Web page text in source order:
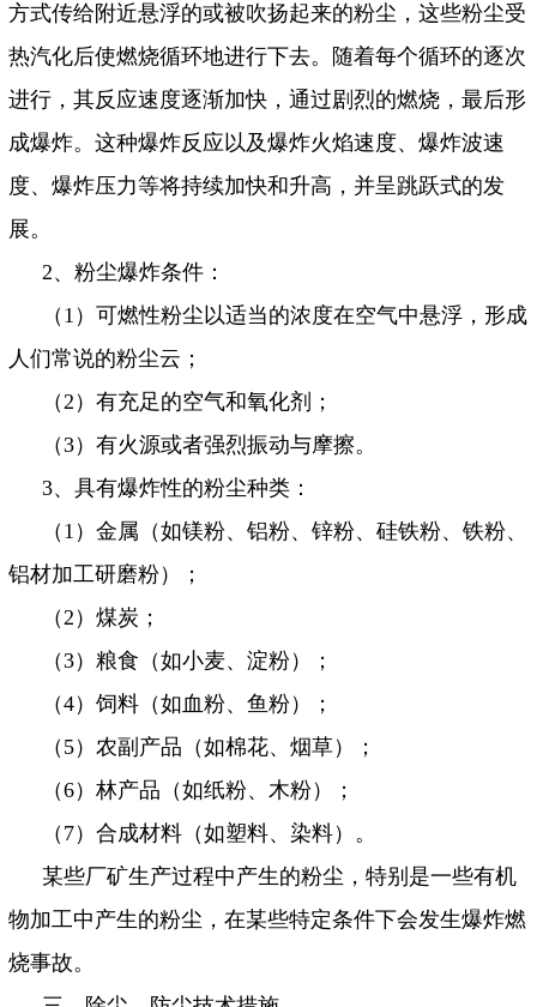
方式传给附近悬浮的或被吹扬起来的粉尘，这些粉尘受
热汽化后使燃烧循环地进行下去。随着每个循环的逐次
进行，其反应速度逐渐加快，通过剧烈的燃烧，最后形
成爆炸。这种爆炸反应以及爆炸火焰速度、爆炸波速
度、爆炸压力等将持续加快和升高，并呈跳跃式的发
展。
2、粉尘爆炸条件：
（ 1 ）可燃性粉尘以适当的浓度在空气中悬浮，形成
人们常说的粉尘云；
（2 ）有充足的空气和氧化剂；
（3）有火源或者强烈振动与摩擦。
3、具有爆炸性的粉尘种类：
（ 1 ）金属（如镁粉、铝粉、锌粉、硅铁粉、铁粉、
铝材加工研磨粉）；
（2 ）煤炭；
（3）粮食（如小麦、淀粉）；
（4）饲料（如血粉、鱼粉）；
（ 5）农副产品（如棉花、烟草）；
（6）林产品（如纸粉、木粉）；
（ 7）合成材料（如塑料、染料）。
某些厂矿生产过程中产生的粉尘，特别是一些有机
物加工中产生的粉尘，在某些特定条件下会发生爆炸燃
烧事故。